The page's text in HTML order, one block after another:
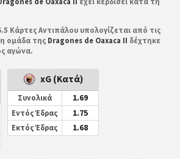
Κάρτες Αντιπάλου υπολογίζεται από τις
ομάδα της Dragones de Oaxaca II δέχτηκε
αγώνα.
xG (Κατά)
Συνολικά 1.69
Εντός Έδρας 1.75
Εκτός Έδρας 1.68